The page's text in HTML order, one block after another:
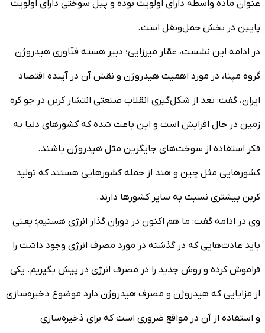
عنوان ماده واسطه دارای اولویت بوده و پیل سوختی دارای اولویت
پایین در بخش حمل‌ونقل است.
در ادامه این نشست، عمّار میرزایی؛ دبیر هسته فنّاوری هیدروژن
گروه مپنا، در مورد اهمیت هیدروژن و نقش آن در آینده اقتصاد
ایران، گفت: بعد از شکل‌گیری انقلاب صنعتی انتشار کربن در جو کره
زمین در حال افزایش است و این باعث شده که کشورهای دنیا به
فکر استفاده از سوخت‌های جایگزین مثل هیدروژن باشند.
کشورهایی مثل چین و هند از جمله کشورهایی هستند که تولید
کربن بیشتری نسبت به سایر کشورها دارند.
وی در ادامه گفت: ما هم اکنون در دوران گذار انرژی هستیم؛ یعنی
باید عادت‌هایی که در گذشته در مورد مصرف انرژی وجود داشت را
فراموش کرده و روش جدید را در مصرف انرژی در پیش بگیریم. یکی
از مزایایی که هیدروژن و مصرف هیدروژن دارد موضوع ذخیره‌سازی
و استفاده از آن در مواقع ضروری است که برای ذخیره‌سازی